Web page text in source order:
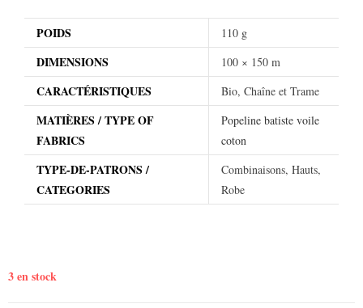
POIDS 110 g
DIMENSIONS 100 × 150 m
CARACTÉRISTIQUES Bio, Chaîne et Trame
MATIÈRES / TYPE OF
FABRICS
Popeline batiste voile
coton
TYPE-DE-PATRONS /
CATEGORIES
Combinaisons, Hauts,
Robe
3 en stock